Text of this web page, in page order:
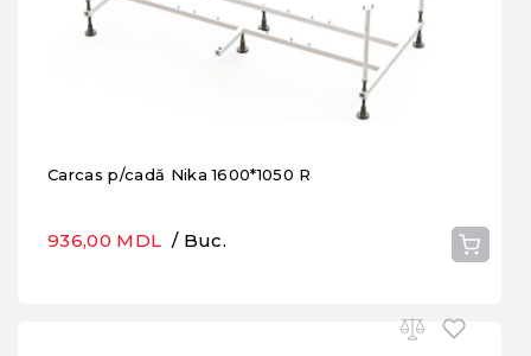
Carcas p/cadă Nika 1600*1050 R
936,00 MDL / Buc.